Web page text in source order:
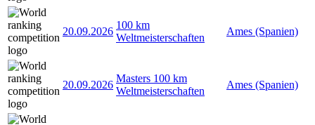
20.09.2026
100 km
Weltmeisterschaften
Ames (Spanien)
20.09.2026
Masters 100 km
Weltmeisterschaften
Ames (Spanien)